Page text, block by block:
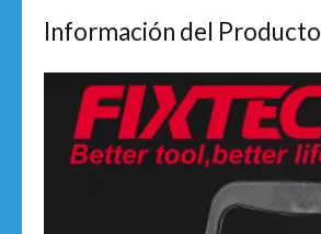
Información del Producto